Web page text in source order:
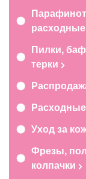
Пилки,
терки
Уход за
Фрезы,
колпачки